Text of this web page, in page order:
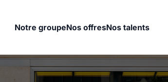
Notre groupeNos offresNos talents